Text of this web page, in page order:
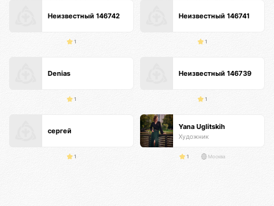
Неизвестный 146742
1
Неизвестный 146741
1
Denias
1
Неизвестный 146739
1
сергей
1
Yana Uglitskih
Художник
1 Москва